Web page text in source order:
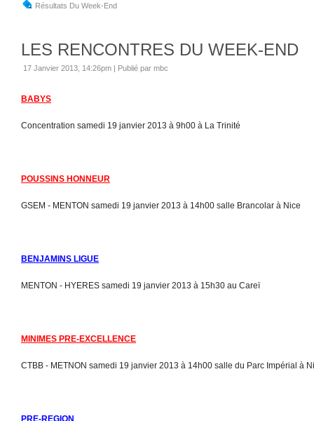
Résultats Du Week-End
LES RENCONTRES DU WEEK-END
17 Janvier 2013, 14:26pm | Publié par mbc
BABYS
Concentration samedi 19 janvier 2013 à 9h00 à La Trinité
POUSSINS HONNEUR
GSEM - MENTON samedi 19 janvier 2013 à 14h00 salle Brancolar à Nice
BENJAMINS LIGUE
MENTON - HYERES samedi 19 janvier 2013 à 15h30 au Careï
MINIMES PRE-EXCELLENCE
CTBB - METNON samedi 19 janvier 2013 à 14h00 salle du Parc Impérial à
PRE-REGION